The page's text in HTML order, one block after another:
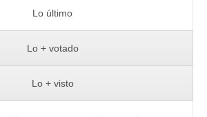
Lo último
Lo + votado
Lo + visto